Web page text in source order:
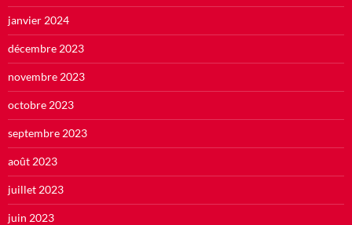
janvier 2024
décembre 2023
novembre 2023
octobre 2023
septembre 2023
août 2023
juillet 2023
juin 2023